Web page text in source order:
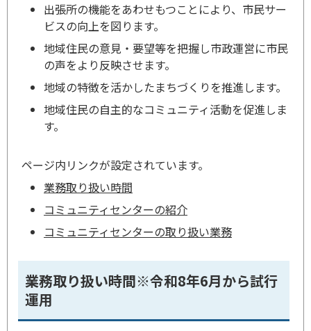
出張所の機能をあわせもつことにより、市民サー
ビスの向上を図ります。
地域住民の意見・要望等を把握し市政運営に市民
の声をより反映させます。
地域の特徴を活かしたまちづくりを推進します。
地域住民の自主的なコミュニティ活動を促進しま
す。
ページ内リンクが設定されています。
業務取り扱い時間
コミュニティセンターの紹介
コミュニティセンターの取り扱い業務
業務取り扱い時間※令和8年6月から試行
運用